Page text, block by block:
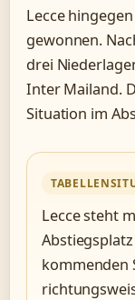
Lecce
gewonnen.
drei
Inter Mailand.
Situation im
Lecce steht
kommenden